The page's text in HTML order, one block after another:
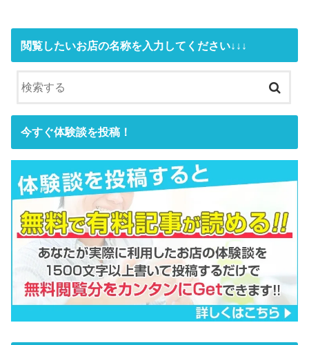
閲覧したいお店の名称を入力してください↓↓↓
今すぐ体験談を投稿！